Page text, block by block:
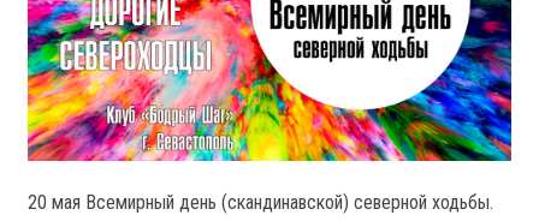
20 мая Всемирный день (скандинавской) северной ходьбы.